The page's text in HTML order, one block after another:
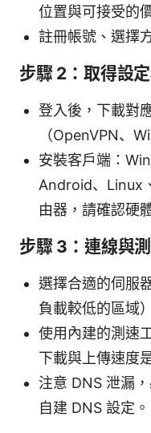
位置與可接受的
註冊帳號、選擇
步驟 2：取得設
登入後，下載對
（OpenVPN、
安裝客戶端：
Android、Linux
由器，請確認硬
步驟 3：連線與
選擇合適的伺服
負載較低的區域
使用內建的測速
下載與上傳速度
注意 DNS 泄漏
自建 DNS 設定。